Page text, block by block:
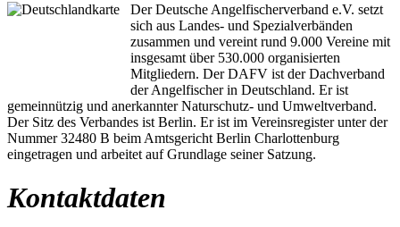
Der Deutsche Angelfischerverband e.V. setzt
sich aus Landes- und Spezialverbänden
zusammen und vereint rund 9.000 Vereine mit
insgesamt über 530.000 organisierten
Mitgliedern. Der DAFV ist der Dachverband
der Angelfischer in Deutschland. Er ist
gemeinnützig und anerkannter Naturschutz- und Umweltverband.
Der Sitz des Verbandes ist Berlin. Er ist im Vereinsregister unter der
Nummer 32480 B beim Amtsgericht Berlin Charlottenburg
eingetragen und arbeitet auf Grundlage seiner Satzung.
Kontaktdaten